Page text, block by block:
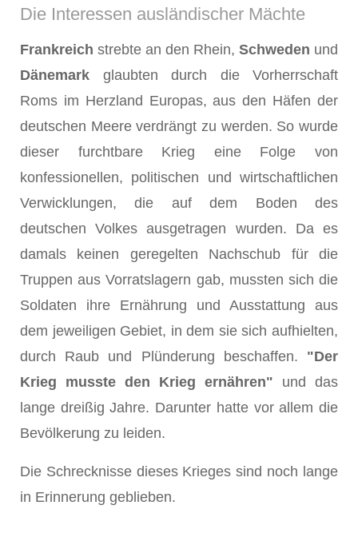
Die Interessen ausländischer Mächte
Frankreich strebte an den Rhein, Schweden und
Dänemark glaubten durch die Vorherrschaft
Roms im Herzland Europas, aus den Häfen der
deutschen Meere verdrängt zu werden. So wurde
dieser furchtbare Krieg eine Folge von
konfessionellen, politischen und wirtschaftlichen
Verwicklungen, die auf dem Boden des
deutschen Volkes ausgetragen wurden. Da es
damals keinen geregelten Nachschub für die
Truppen aus Vorratslagern gab, mussten sich die
Soldaten ihre Ernährung und Ausstattung aus
dem jeweiligen Gebiet, in dem sie sich aufhielten,
durch Raub und Plünderung beschaffen. "Der
Krieg musste den Krieg ernähren" und das
lange dreißig Jahre. Darunter hatte vor allem die
Bevölkerung zu leiden.
Die Schrecknisse dieses Krieges sind noch lange
in Erinnerung geblieben.